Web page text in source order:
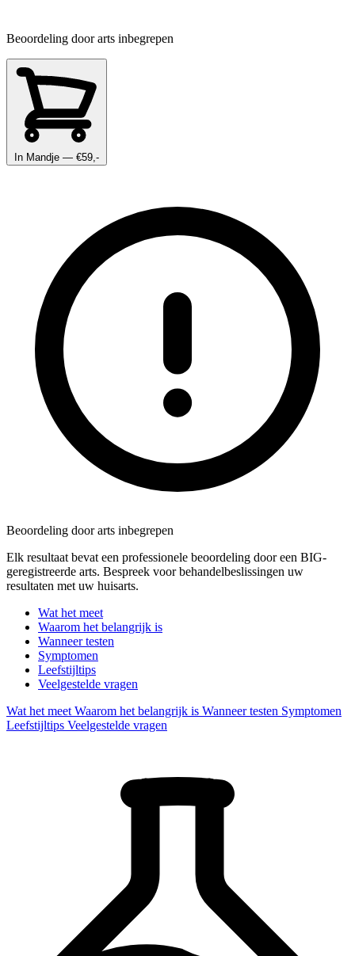
Beoordeling door arts inbegrepen
In Mandje — €59,-
Beoordeling door arts inbegrepen
Elk resultaat bevat een professionele beoordeling door een BIG-
geregistreerde arts. Bespreek voor behandelbeslissingen uw
resultaten met uw huisarts.
Wat het meet
Waarom het belangrijk is
Wanneer testen
Symptomen
Leefstijltips
Veelgestelde vragen
Wat het meet Waarom het belangrijk is Wanneer testen Symptomen
Leefstijltips Veelgestelde vragen